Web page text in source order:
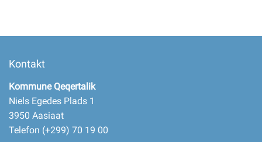
Kontakt
Kommune Qeqertalik
Niels Egedes Plads 1
3950 Aasiaat
Telefon (+299) 70 19 00